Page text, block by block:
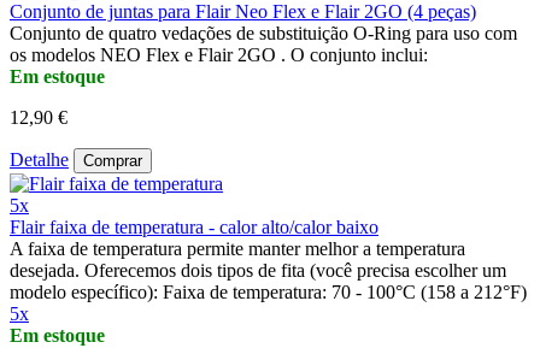
Conjunto de juntas para Flair Neo Flex e Flair 2GO (4 peças)
Conjunto de quatro vedações de substituição O-Ring para uso com
os modelos NEO Flex e Flair 2GO . O conjunto inclui:
Em estoque
12,90 €
Detalhe Comprar
5x
Flair faixa de temperatura - calor alto/calor baixo
A faixa de temperatura permite manter melhor a temperatura
desejada. Oferecemos dois tipos de fita (você precisa escolher um
modelo específico): Faixa de temperatura: 70 - 100°C (158 a 212°F)
5x
Em estoque